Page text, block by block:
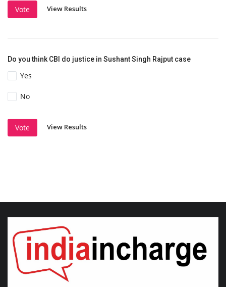
Vote View Results
Do you think CBI do justice in Sushant Singh Rajput case
Yes
No
Vote View Results